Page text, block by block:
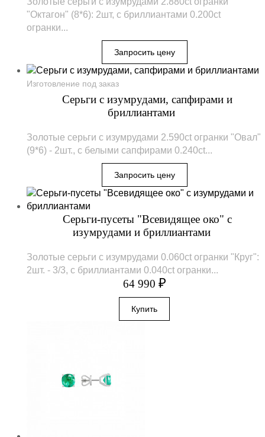
"Октагон" (8*6): 2шт, с бриллиантами 0.200ct
огранки...
Изготовление под заказ
Серьги с изумрудами, сапфирами и
бриллиантами
Золотые серьги с изумрудами 2.590ct огранки "Овал"
(9*6) - 2шт., с белыми сапфирами 0.240ct...
Серьги-пусеты "Всевидящее око" с
изумрудами и бриллиантами
Золотые серьги с изумрудами 0.060ct огранки "Круг":
2шт. - 3/3, с бриллиантами 0.040сt огранки...
64 990 ₽